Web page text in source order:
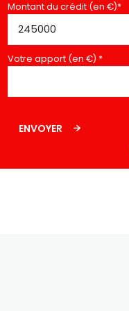
Montant du crédit (en €)*
Votre apport (en €) *
ENVOYER